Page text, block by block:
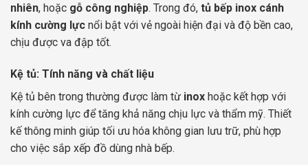
nhiên, hoặc gỗ công nghiệp. Trong đó, tủ bếp inox cánh
kính cường lực nổi bật với vẻ ngoài hiện đại và độ bền cao,
chịu được va đập tốt.
Kệ tủ: Tính năng và chất liệu
Kệ tủ bên trong thường được làm từ inox hoặc kết hợp với
kính cường lực để tăng khả năng chịu lực và thẩm mỹ. Thiết
kế thông minh giúp tối ưu hóa không gian lưu trữ, phù hợp
cho việc sắp xếp đồ dùng nhà bếp.